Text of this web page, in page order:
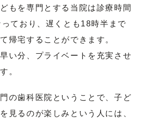
もを専門とする当院は診療時間
ており、遅くとも18時半まで
帰宅することができます。
い分、プライベートを充実させ
。
の歯科医院ということで、子ど
見るのが楽しみという人には、